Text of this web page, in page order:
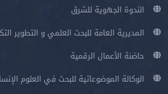
الندوة الجهوية للشرق
المديرية العامة للبحث العلمي و التطوير
حاضنة الأعمال الرقمية
الوكالة الموضوعاتية للبحث في العلوم